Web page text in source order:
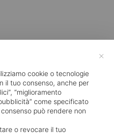
×
cookie o tecnologie
il tuo consenso, anche per
“miglioramento
come specificato
può rendere non
o revocare il tuo